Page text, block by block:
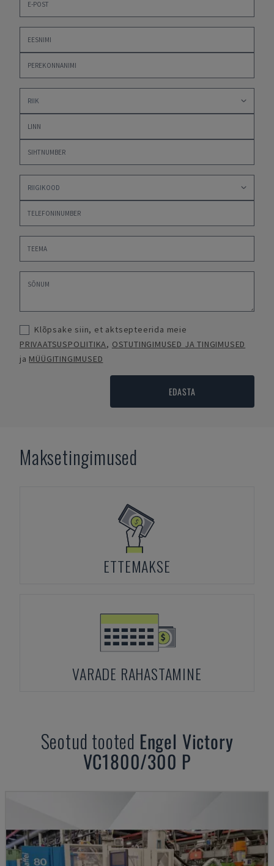
Klõpsake siin, et aktsepteerida meie
PRIVAATSUSPOLIITIKA, OSTUTINGIMUSED JA TINGIMUSED
ja MÜÜGITINGIMUSED
EDASTA
Maksetingimused
ETTEMAKSE
VARADE RAHASTAMINE
Seotud tooted Engel Victory
VC1800/300 P